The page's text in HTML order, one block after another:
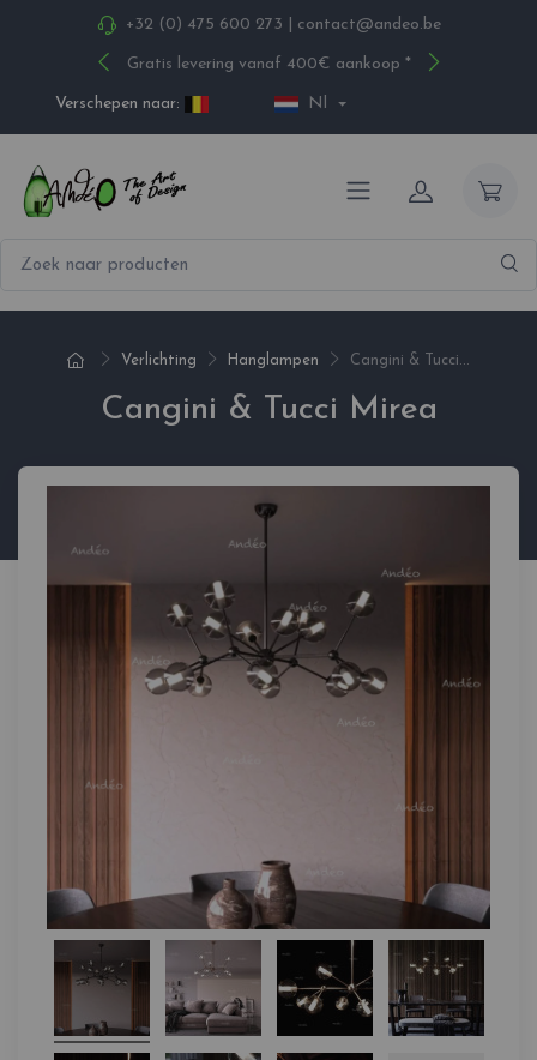
+32 (0) 475 600 273 contact@andeo.be
Gratis levering vanaf 400€ aankoop *
Verschepen naar: Nl
Verlichting Hanglampen Cangini & Tucci...
Cangini & Tucci Mirea